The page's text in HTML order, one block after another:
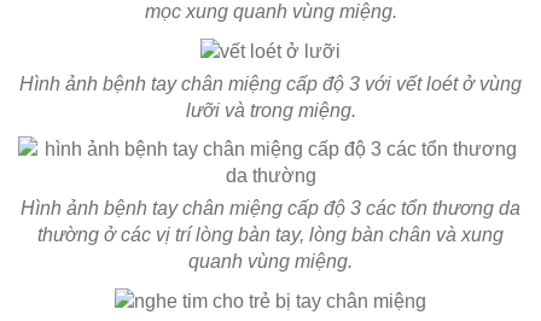
mọc xung quanh vùng miệng.
Hình ảnh bệnh tay chân miệng cấp độ 3 với vết loét ở vùng
lưỡi và trong miệng.
Hình ảnh bệnh tay chân miệng cấp độ 3 các tổn thương da
thường ở các vị trí lòng bàn tay, lòng bàn chân và xung
quanh vùng miệng.